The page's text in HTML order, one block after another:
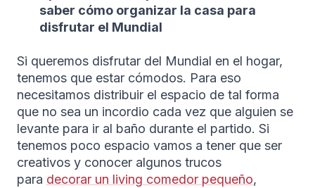
saber cómo organizar la casa para
disfrutar el Mundial
Si queremos disfrutar del Mundial en el hogar,
tenemos que estar cómodos. Para eso
necesitamos distribuir el espacio de tal forma
que no sea un incordio cada vez que alguien se
levante para ir al baño durante el partido. Si
tenemos poco espacio vamos a tener que ser
creativos y conocer algunos trucos
para decorar un living comedor pequeño,